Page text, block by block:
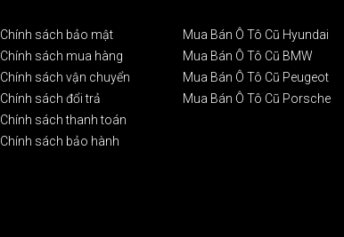
Chính sách bảo mật
Chính sách mua hàng
Chính sách vận chuyển
Chính sách đổi trả
Chính sách thanh toán
Chính sách bảo hành
Mua Bán Ô Tô Cũ Hyundai
Mua Bán Ô Tô Cũ BMW
Mua Bán Ô Tô Cũ Peugeot
Mua Bán Ô Tô Cũ Porsche